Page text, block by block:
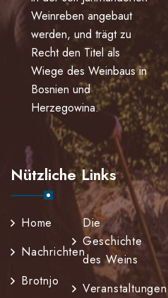
Weinreben angebaut
werden, und trägt zu
Recht den Titel als
Wiege des Weinbaus in
Bosnien und
Herzegowina.
Nützliche Links
Home
Nachrichten
Brotnjo
Die
Geschichte
des Weins
Veranstaltungen